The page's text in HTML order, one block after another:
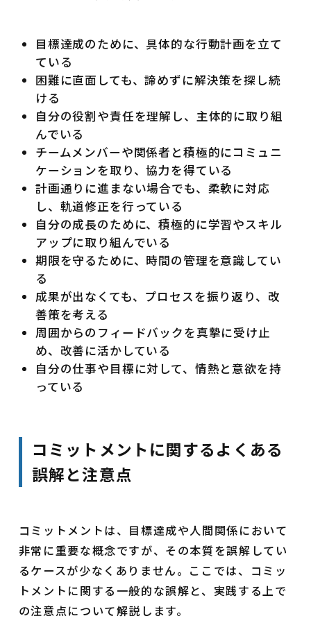
目標達成のために、具体的な行動計画を立て
ている
困難に直面しても、諦めずに解決策を探し続
ける
自分の役割や責任を理解し、主体的に取り組
んでいる
チームメンバーや関係者と積極的にコミュニ
ケーションを取り、協力を得ている
計画通りに進まない場合でも、柔軟に対応
し、軌道修正を行っている
自分の成長のために、積極的に学習やスキル
アップに取り組んでいる
期限を守るために、時間の管理を意識してい
る
成果が出なくても、プロセスを振り返り、改
善策を考える
周囲からのフィードバックを真摯に受け止
め、改善に活かしている
自分の仕事や目標に対して、情熱と意欲を持
っている
コミットメントに関するよくある
誤解と注意点
コミットメントは、目標達成や人間関係において
非常に重要な概念ですが、その本質を誤解してい
るケースが少なくありません。ここでは、コミッ
トメントに関する一般的な誤解と、実践する上で
の注意点について解説します。